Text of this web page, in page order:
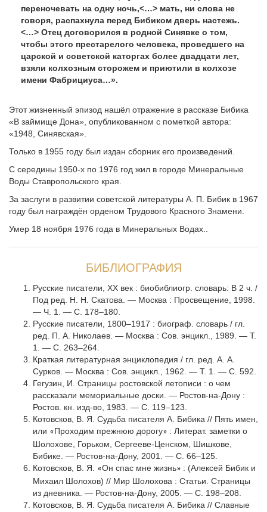
переночевать на одну ночь,<…> мать, ни слова не
говоря, распахнула перед Бибиком дверь настежь.
<…> Отец договорился в родной Синявке о том,
чтобы этого престарелого человека, проведшего на
царской и советской каторгах более двадцати лет,
взяли колхозным сторожем и приютили в колхозе
имени Фабрициуса…».
Этот жизненный эпизод нашёл отражение в рассказе Бибика
«В займище Дона», опубликованном с пометкой автора:
«1948, Синявская».
Только в 1955 году был издан сборник его произведений.
С середины 1950-х по 1976 год жил в городе Минеральные
Воды Ставропольского края.
За заслуги в развитии советской литературы А. П. Бибик в 1967
году был награждён орденом Трудового Красного Знамени.
Умер 18 ноября 1976 года в Минеральных Водах..
БИБЛИОГРАФИЯ
Русские писатели, ХХ век : биобиблиогр. словарь: В 2 ч. /
Под ред. Н. Н. Скатова. — Москва : Просвещение, 1998.
— Ч. 1. — С. 178–180.
Русские писатели, 1800–1917 : биограф. словарь / гл.
ред. П. А. Николаев. — Москва : Сов. энцикл., 1989. — Т.
1. — С. 263–264.
Краткая литературная энциклопедия / гл. ред. А. А.
Сурков. — Москва : Сов. энцикл., 1962. — Т. 1. — С. 592.
Гегузин, И. Страницы ростовской летописи : о чем
рассказали мемориальные доски. — Ростов-на-Дону :
Ростов. кн. изд-во, 1983. — С. 119–123.
Котовсков, В. Я. Судьба писателя А. Бибика // Пять имен,
или «Проходим прежнюю дорогу» : Литерат. заметки о
Шолохове, Горьком, Сергееве-Ценском, Шишкове,
Бибике. — Ростов-на-Дону, 2001. — С. 66–125.
Котовсков, В. Я. «Он спас мне жизнь» : (Алексей Бибик и
Михаил Шолохов) // Мир Шолохова : Статьи. Страницы
из дневника. — Ростов-на-Дону, 2005. — С. 198–208.
Котовсков, В. Я. Судьба писателя А. Бибика // Славные